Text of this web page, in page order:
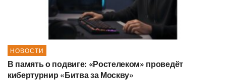
НОВОСТИ
В память о подвиге: «Ростелеком» проведёт
кибертурнир «Битва за Москву»